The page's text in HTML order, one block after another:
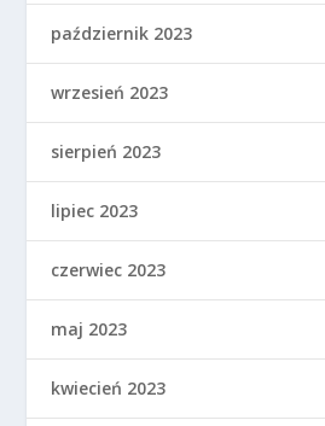
październik 2023
wrzesień 2023
sierpień 2023
lipiec 2023
czerwiec 2023
maj 2023
kwiecień 2023